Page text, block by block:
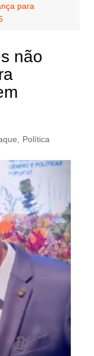
para
não
Política